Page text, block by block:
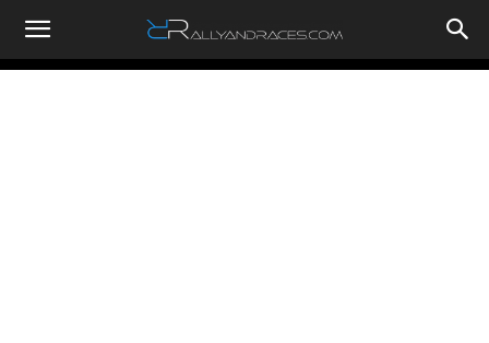
RallyandRaces.com